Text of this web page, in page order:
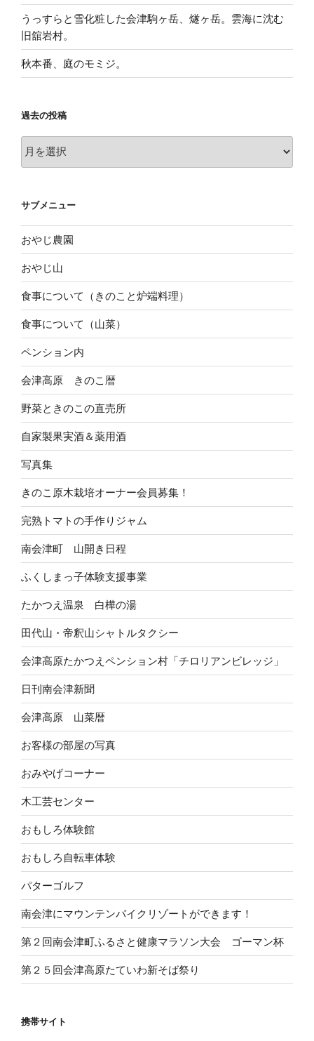
うっすらと雪化粧した会津駒ヶ岳、燧ヶ岳。雲海に沈む
旧舘岩村。
秋本番、庭のモミジ。
過去の投稿
過
稿
サブメニュー
おやじ農園
おやじ山
食事について（きのこと炉端料理）
食事について（山菜）
ペンション内
会津高原 きのこ暦
野菜ときのこの直売所
自家製果実酒＆薬用酒
写真集
きのこ原木栽培オーナー会員募集！
完熟トマトの手作りジャム
南会津町 山開き日程
ふくしまっ子体験支援事業
たかつえ温泉 白樺の湯
田代山・帝釈山シャトルタクシー
会津高原たかつえペンション村「チロリアンビレッジ」
日刊南会津新聞
会津高原 山菜暦
お客様の部屋の写真
おみやげコーナー
木工芸センター
おもしろ体験館
おもしろ自転車体験
パターゴルフ
南会津にマウンテンバイクリゾートができます！
第２回南会津町ふるさと健康マラソン大会 ゴーマン杯
第２５回会津高原たていわ新そば祭り
携帯サイト